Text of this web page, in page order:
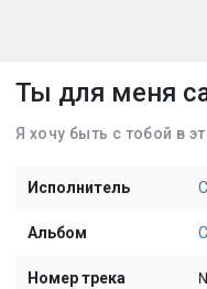
Ты для меня
Я хочу быть с тобой в
Исполнитель
Альбом
Номер трека